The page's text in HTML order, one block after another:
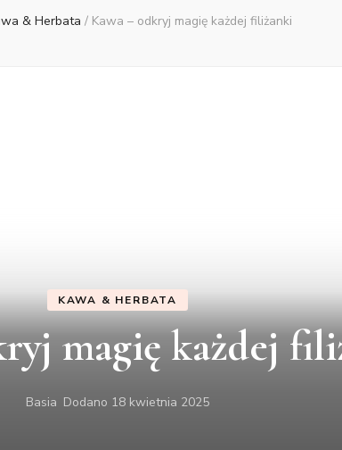
& Herbata / Kawa – odkryj magię każdej filiżanki
KAWA & HERBATA
magię każdej
Basia Dodano 18 kwietnia 2025